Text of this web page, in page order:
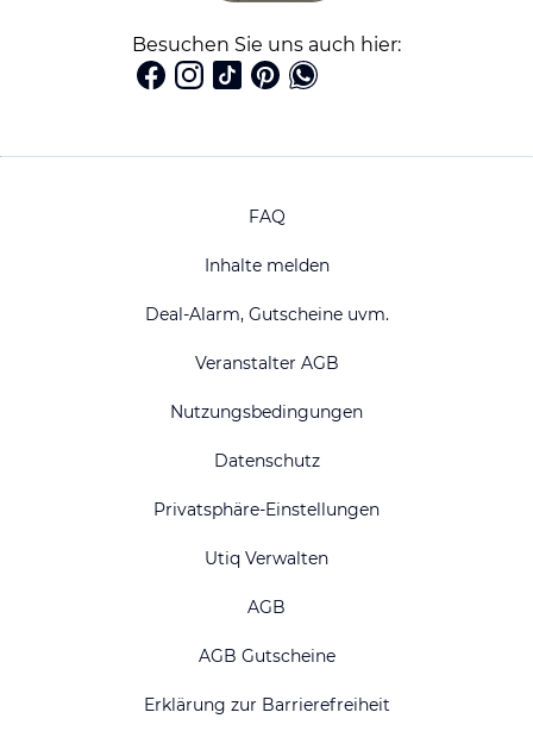
Besuchen Sie uns auch hier:
FAQ
Inhalte melden
Deal-Alarm, Gutscheine uvm.
Veranstalter AGB
Nutzungsbedingungen
Datenschutz
Privatsphäre-Einstellungen
Utiq Verwalten
AGB
AGB Gutscheine
Erklärung zur Barrierefreiheit